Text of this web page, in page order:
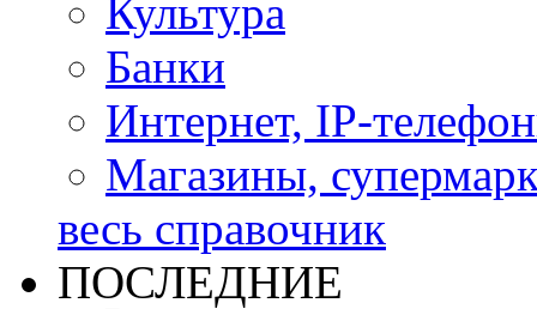
Культура
Банки
Интернет, IP-
Магазины,
весь справочник
ПОСЛЕДНИЕ